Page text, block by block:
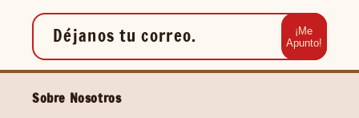
Déjanos tu correo.
¡Me
Apunto!
Sobre Nosotros